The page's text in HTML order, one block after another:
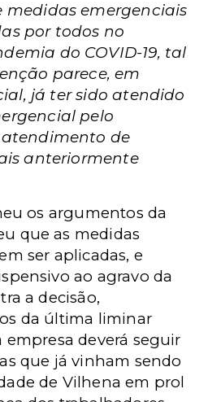
medidas emergenciais
por todos no
do COVID-19, tal
parece, em
já ter sido atendido
pelo
de
anteriormente
os argumentos da
que as medidas
ser aplicadas, e
ao agravo da
a decisão,
da última liminar
empresa deverá seguir
que já vinham sendo
de Vilhena em prol